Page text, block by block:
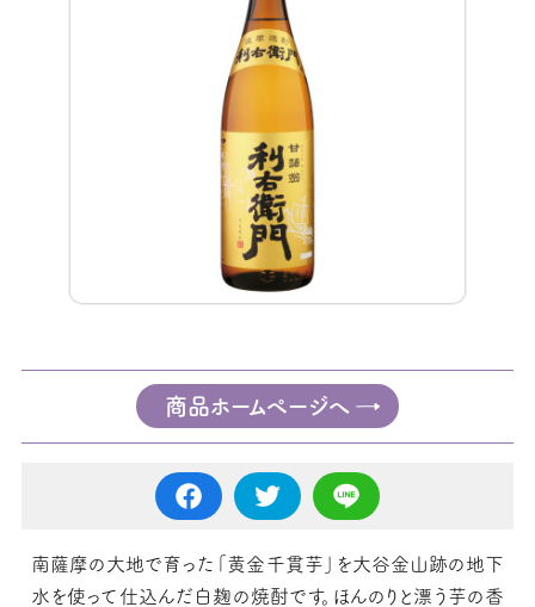
商品ホームページへ
南薩摩の大地で育った「黄金千貫芋」を大谷金山跡の地下
水を使って仕込んだ白麹の焼酎です。ほんのりと漂う芋の香